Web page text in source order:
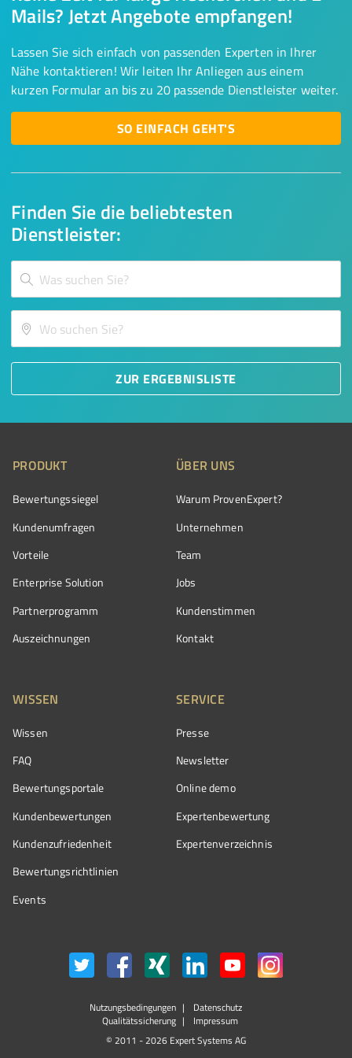
Finden Sie die beliebtesten
Dienstleister:
ZUR ERGEBNISLISTE
Mails? Jetzt Angebote empfangen!
Lassen Sie sich einfach von passenden Experten in Ihrer
Nähe kontaktieren! Wir leiten Ihr Anliegen aus einem
kurzen Formular an bis zu 20 passende Dienstleister weiter.
SO EINFACH GEHT'S
PRODUKT
Bewertungssiegel
Kundenumfragen
Vorteile
Enterprise Solution
Partnerprogramm
Auszeichnungen
ÜBER UNS
Warum ProvenExpert?
Unternehmen
Team
Jobs
Kundenstimmen
Kontakt
WISSEN
Wissen
FAQ
Bewertungsportale
Kundenbewertungen
Kundenzufriedenheit
Bewertungs­richtlinien
Events
SERVICE
Presse
Newsletter
Online demo
Expertenbewertung
Expertenverzeichnis
Nutzungsbedingungen
Datenschutz
Qualitätssicherung
Impressum
© 2011 - 2026 Expert Systems AG